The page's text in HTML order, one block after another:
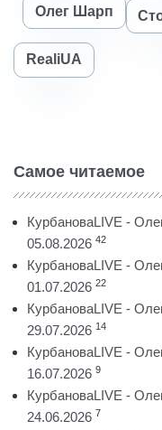
Олег Шарп
RealiUA
Самое читаемое
КурбановаLIVE -
05.08.2026 42
КурбановаLIVE -
01.07.2026 22
КурбановаLIVE -
29.07.2026 14
КурбановаLIVE -
16.07.2026 9
КурбановаLIVE -
24.06.2026 7